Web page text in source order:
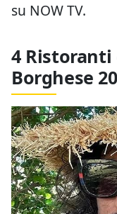
su NOW TV.
4 Ristoranti
Borghese